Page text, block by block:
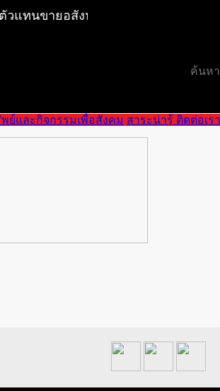
แทนขายอสังหาริมทรัพย์ทุกชนิด สำนั
ย์และกิจกรรมเพื่อสังคม สาระน่ารู้ ติดต่อเรา